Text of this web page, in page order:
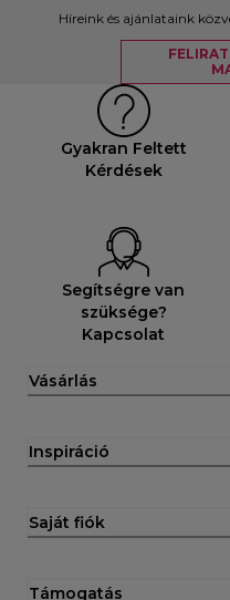
Híreink és ajánlataink
Gyakran Feltett
Kérdések
Segítségre van
szüksége?
Kapcsolat
Vásárlás
Inspiráció
Saját fiók
Támogatás